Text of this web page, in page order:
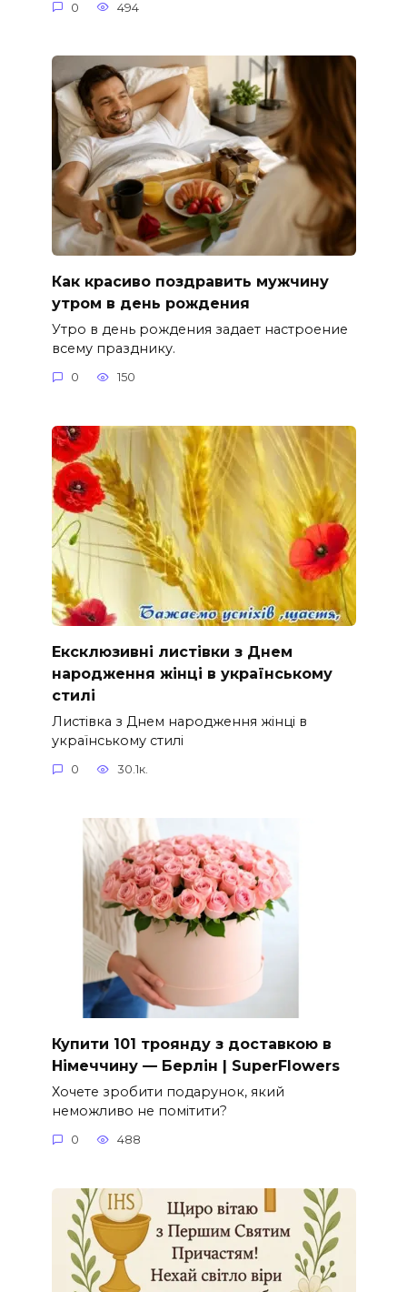
0 494
Как красиво поздравить мужчину
утром в день рождения
Утро в день рождения задает настроение
всему празднику.
0 150
Ексклюзивні листівки з Днем
народження жінці в українському
стилі
Листівка з Днем народження жінці в
українському стилі
0 30.1к.
Купити 101 троянду з доставкою в
Німеччину — Берлін | SuperFlowers
Хочете зробити подарунок, який
неможливо не помітити?
0 488